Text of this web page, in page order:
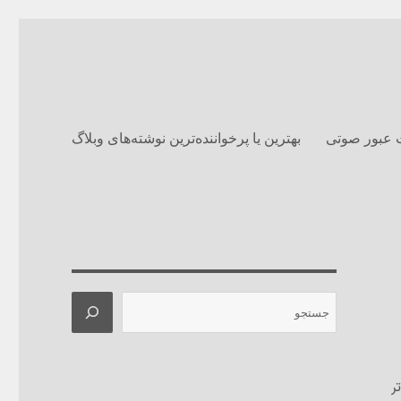
عبور صوتی بهترین یا پرخواننده‌ترین نوشته‌های وبلاگ‌